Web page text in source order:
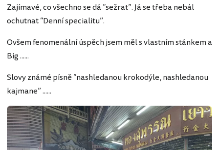
Zajímavé, co všechno se dá “sežrat”. Já se třeba nebál
ochutnat “Denní specialitu”.
Ovšem fenomenální úspěch jsem měl s vlastním stánkem a
Big ......
Slovy známé písně “nashledanou krokodýle, nashledanou
kajmane” ......